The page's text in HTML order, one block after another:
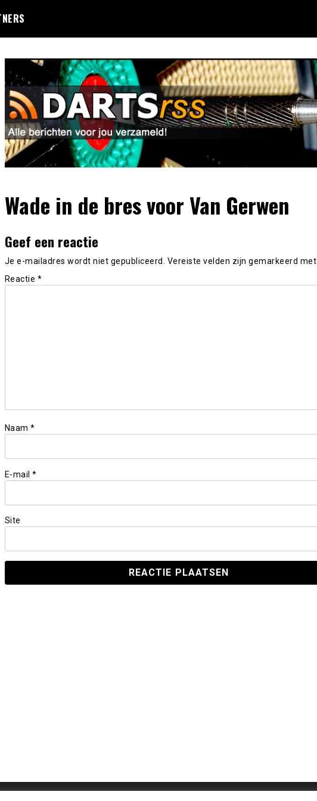
Wade in de bres voor Van Gerwen
Geef een reactie
Je e-mailadres wordt niet gepubliceerd. Vereiste velden zijn gemarkeerd met
Reactie *
Naam *
E-mail *
Site